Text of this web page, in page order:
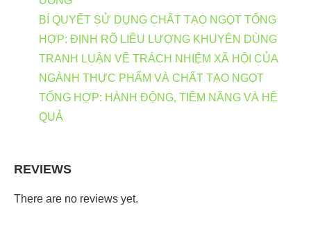
BÍ QUYẾT SỬ DỤNG CHẤT TẠO NGỌT TỔNG
HỢP: ĐỊNH RÕ LIỀU LƯỢNG KHUYÊN DÙNG
TRANH LUẬN VỀ TRÁCH NHIỆM XÃ HỘI CỦA
NGÀNH THỰC PHẨM VÀ CHẤT TẠO NGỌT
TỔNG HỢP: HÀNH ĐỘNG, TIỀM NĂNG VÀ HỆ
QUẢ
REVIEWS
There are no reviews yet.